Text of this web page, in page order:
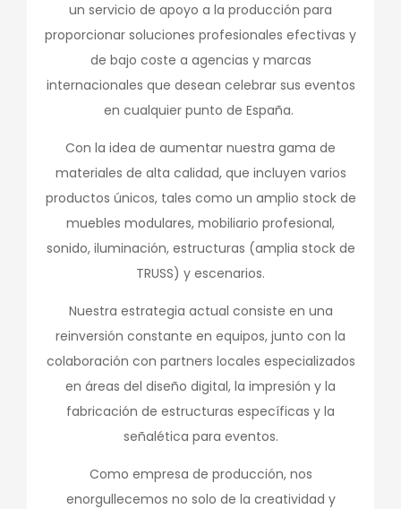
un servicio de apoyo a la producción para
proporcionar soluciones profesionales efectivas y
de bajo coste a agencias y marcas
internacionales que desean celebrar sus eventos
en cualquier punto de España.
Con la idea de aumentar nuestra gama de
materiales de alta calidad, que incluyen varios
productos únicos, tales como un amplio stock de
muebles modulares, mobiliario profesional,
sonido, iluminación, estructuras (amplia stock de
TRUSS) y escenarios.
Nuestra estrategia actual consiste en una
reinversión constante en equipos, junto con la
colaboración con partners locales especializados
en áreas del diseño digital, la impresión y la
fabricación de estructuras específicas y la
señalética para eventos.
Como empresa de producción, nos
enorgullecemos no solo de la creatividad y